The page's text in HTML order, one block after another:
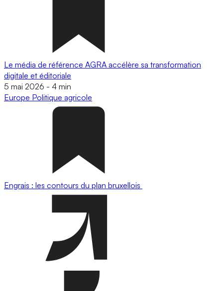
Le média de référence AGRA accélère sa transformation
digitale et éditoriale
5 mai 2026 - 4 min
Europe Politique agricole
Engrais : les contours du plan bruxellois